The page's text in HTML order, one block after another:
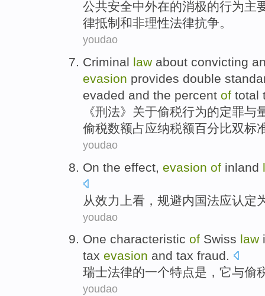
公共安全中外在的消极的行为主
律抵制 和非理性法律抗争。
youdao
Criminal law about convicting
evasion provides double
evaded and the percent of total
《刑法》 关于偷税行为的定罪与
偷税数额占应纳税额百分比双标
youdao
On the effect evasion of inland
从效力 上看， 规避内国法应认定
youdao
One characteristic of Swiss law
tax evasion and tax fraud.
瑞士法律的一个特点是 ， 它与偷
youdao